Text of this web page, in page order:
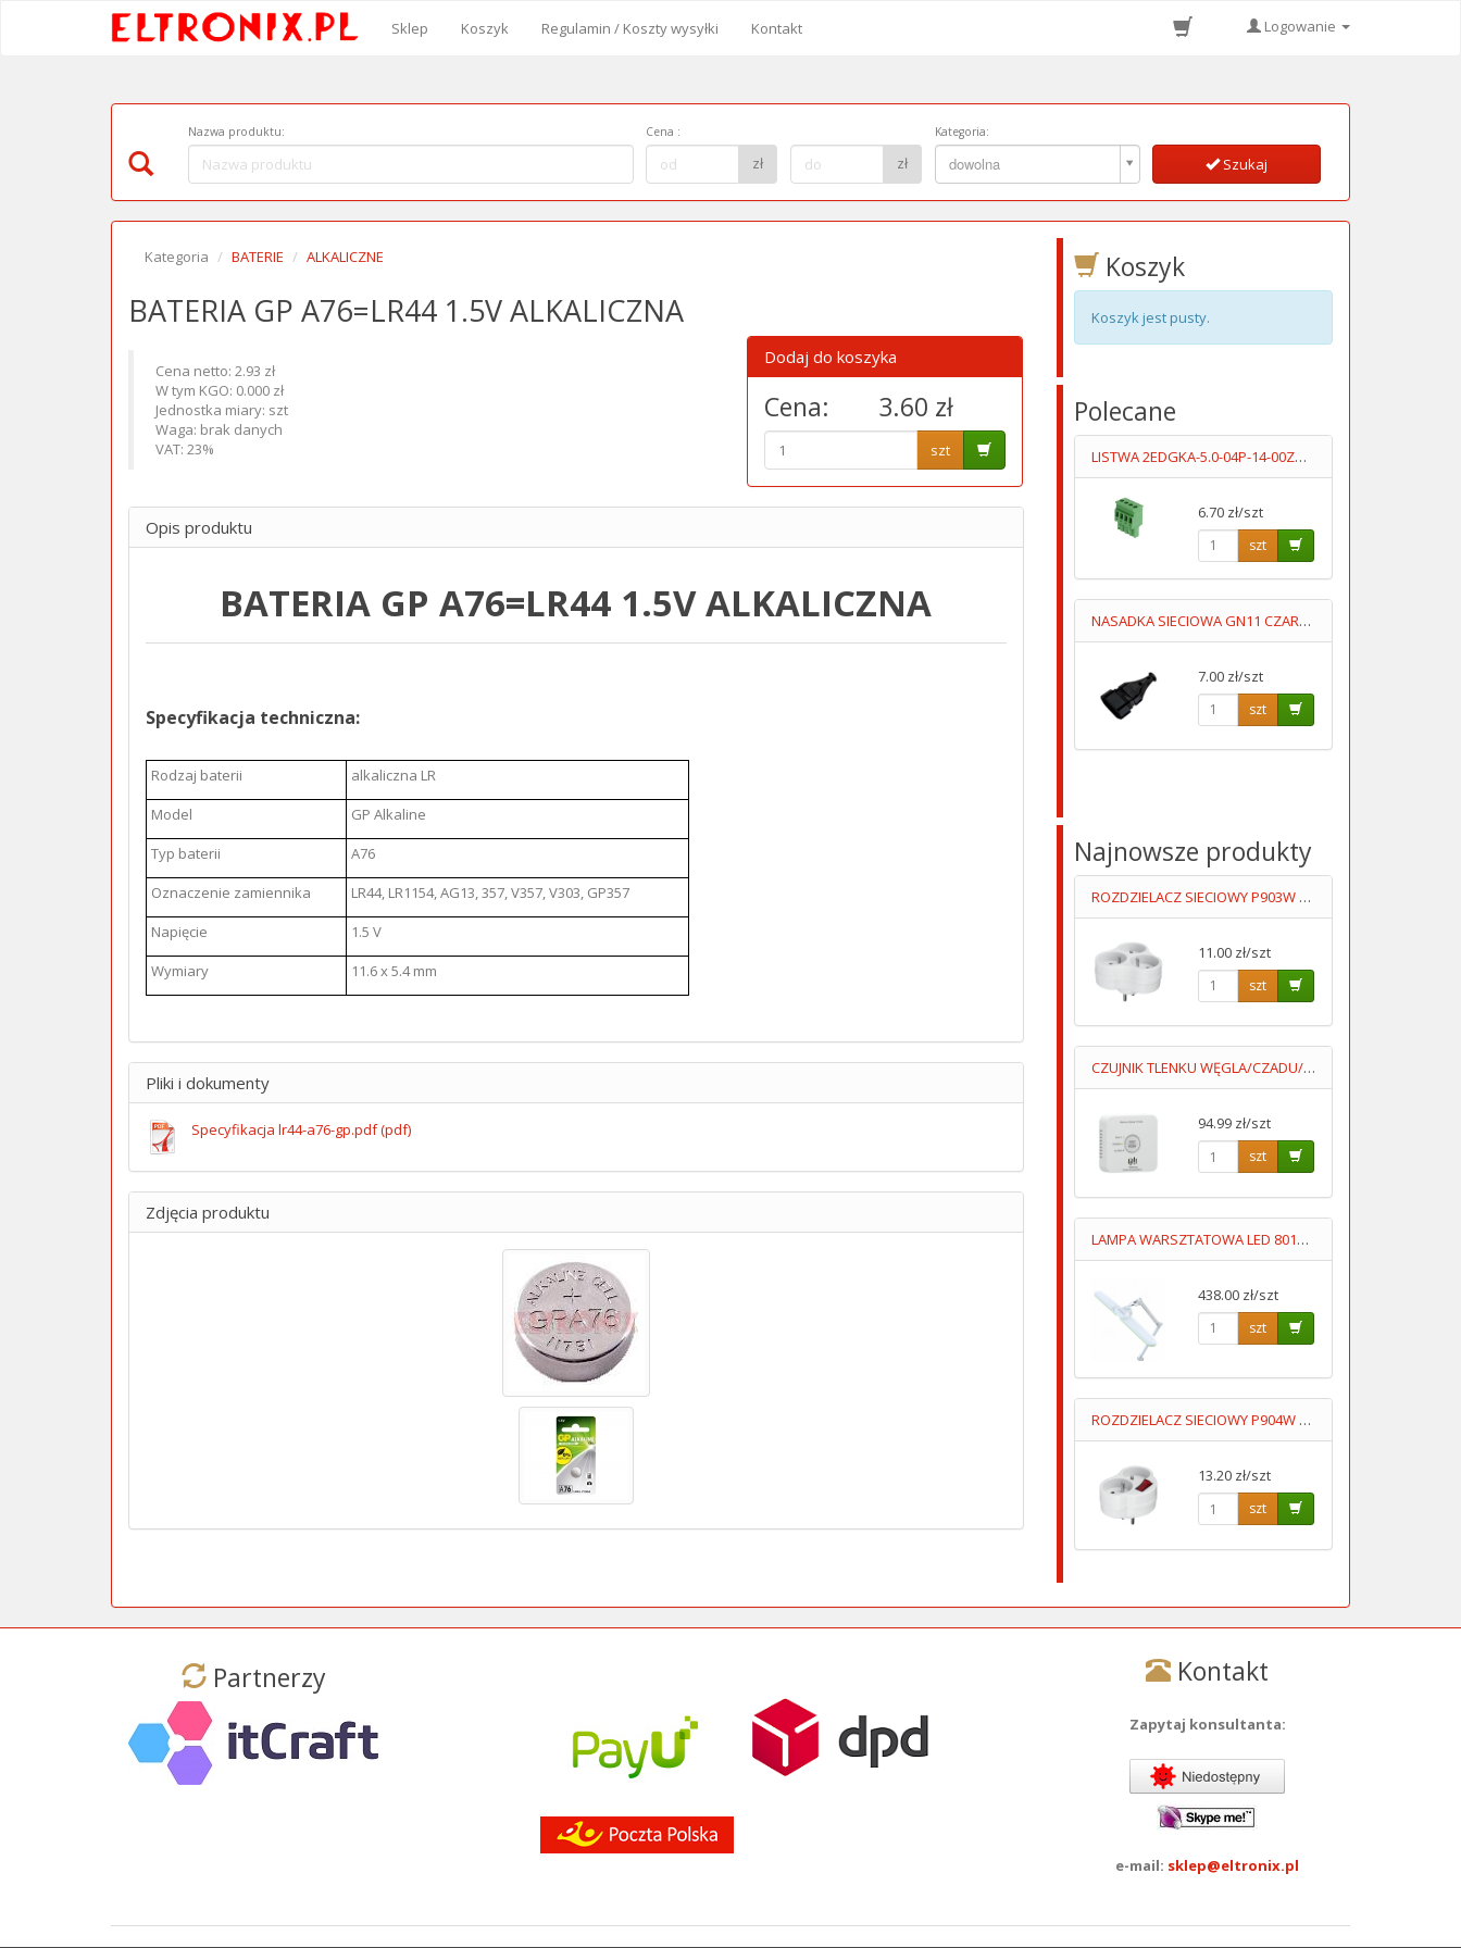
Sklep Koszyk Regulamin / Koszty wysyłki Kontakt Logowanie
Nazwa produktu: Cena od
:
zł
do:
zł
Kategoria:
dowolna
Kategoria:
Szukaj
Kategoria BATERIE ALKALICZNE
BATERIA GP A76=LR44 1.5V ALKALICZNA
Cena netto: 2.93 zł
W tym KGO: 0.000 zł
Jednostka miary: szt
Waga: brak danych
VAT: 23%
Dodaj do koszyka
Cena: 3.60 zł
szt
Opis produktu
BATERIA GP A76=LR44 1.5V ALKALICZNA
Specyfikacja techniczna:
Rodzaj baterii
alkaliczna LR
Model
GP Alkaline
Typ baterii
A76
Oznaczenie zamiennika
LR44, LR1154, AG13, 357, V357, V303, GP357
Napięcie
1.5 V
Wymiary
11.6 x 5.4 mm
Pliki i dokumenty
Specyfikacja lr44-a76-gp.pdf (pdf)
Zdjęcia produktu
Koszyk
Koszyk jest pusty.
Polecane
LISTWA 2EDGKA-5.0-04P-14-00ZH STYK 15A/300V FOSFOROBRĄZ
6.70 zł/szt
szt
NASADKA SIECIOWA GN11 CZARNA PŁASKA
7.00 zł/szt
szt
Najnowsze produkty
ROZDZIELACZ SIECIOWY P903W 16AA BIAŁY IP20 3GNIAZDA UZIOM
11.00 zł/szt
szt
CZUJNIK TLENKU WĘGLA/CZADU/ DCA003 2XAA LUMIO
94.99 zł/szt
szt
LAMPA WARSZTATOWA LED 8017D5 3-23W BARWA CIEPŁA/ZIMNA
438.00 zł/szt
szt
ROZDZIELACZ SIECIOWY P904W 16A 3GNIAZDA UZIOM WYŁĄCZNIK
13.20 zł/szt
szt
Partnerzy Kontakt
Zapytaj konsultanta:
e-mail: sklep@eltronix.pl